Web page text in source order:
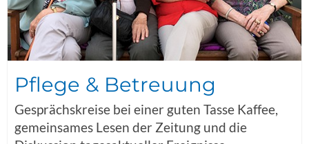
Pflege & Betreuung
Gesprächskreise bei einer guten Tasse Kaffee,
gemeinsames Lesen der Zeitung und die